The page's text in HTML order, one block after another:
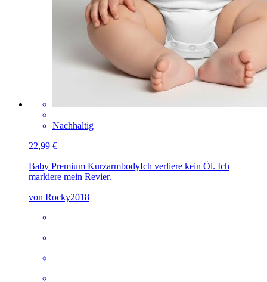
Nachhaltig
22,99 €
Baby Premium KurzarmbodyIch verliere kein Öl. Ich
markiere mein Revier.
von Rocky2018